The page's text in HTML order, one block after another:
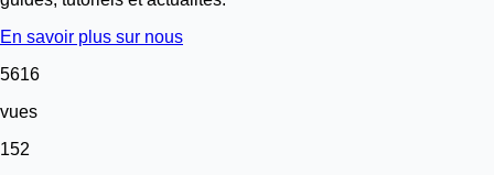
En savoir plus sur nous
5616
vues
152